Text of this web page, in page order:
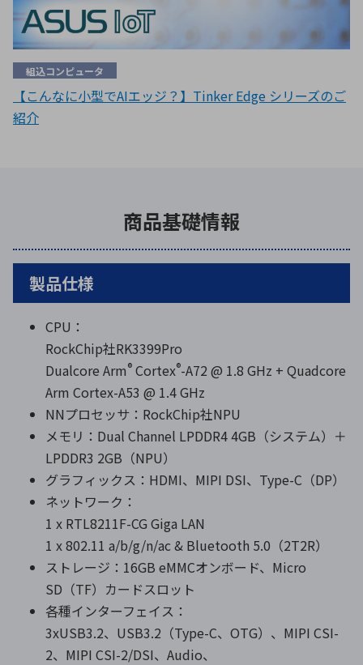
組込コンピュータ
【こんなに小型でAIエッジ？】Tinker Edge シリーズのご
紹介
商品基礎情報
製品仕様
CPU：
RockChip社RK3399Pro
Dualcore Arm® Cortex®-A72 @ 1.8 GHz + Quadcore
Arm Cortex-A53 @ 1.4 GHz
NNプロセッサ：RockChip社NPU
メモリ：Dual Channel LPDDR4 4GB（システム）＋
LPDDR3 2GB（NPU）
グラフィックス：HDMI、MIPI DSI、Type-C（DP）
ネットワーク：
1 x RTL8211F-CG Giga LAN
1 x 802.11 a/b/g/n/ac & Bluetooth 5.0（2T2R）
ストレージ：16GB eMMCオンボード、Micro
SD（TF）カードスロット
各種インターフェイス：
3xUSB3.2、USB3.2（Type-C、OTG）、MIPI CSI-
2、MIPI CSI-2/DSI、Audio、